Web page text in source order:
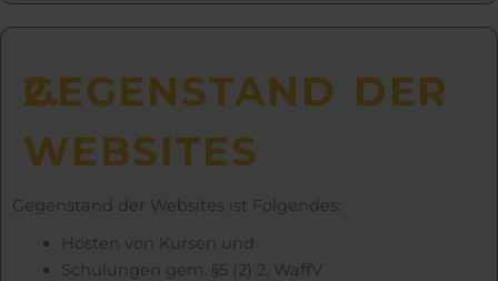
2.
GEGEN­STAND DER
WEB­SITES
Gegenstand der Websites ist Folgendes:
Hosten von Kursen und
Schulungen gem. §5 (2) 2. WaffV